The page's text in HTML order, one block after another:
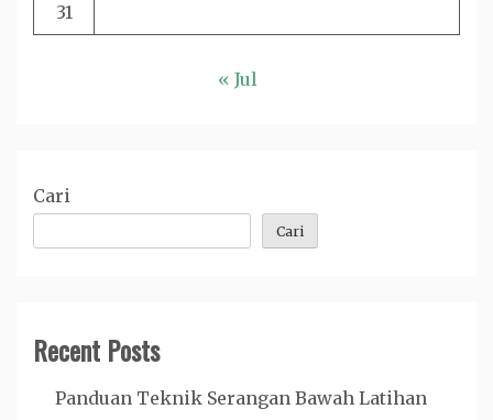
31
« Jul
Cari
Cari
Recent Posts
Panduan Teknik Serangan Bawah Latihan